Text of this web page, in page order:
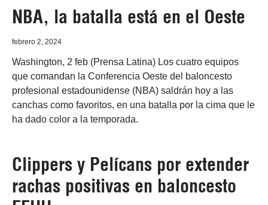
NBA, la batalla está en el Oeste
febrero 2, 2024
Washington, 2 feb (Prensa Latina) Los cuatro equipos
que comandan la Conferencia Oeste del baloncesto
profesional estadounidense (NBA) saldrán hoy a las
canchas como favoritos, en una batalla por la cima que le
ha dado color a la temporada.
Clippers y Pelícans por extender
rachas positivas en baloncesto